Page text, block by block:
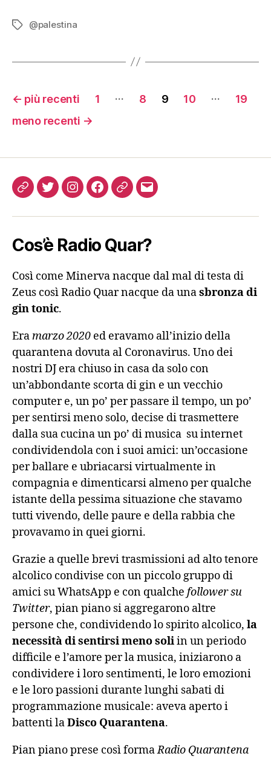
CastBox
Google Podcasts
PocketCasts
Stitcher
iTunes
RSS FEED
EMBED
Tag @palestina
Paginazione
degli
← più recenti 1 … 8 9 10 …
19
meno recenti →
ComeTwitterInstagram
FB Podcast
Email
Cos’è Radio Quar?
Così come Minerva nacque dal mal di testa di
Zeus così Radio Quar nacque da unasbronza di
gin tonic.
Eramarzo 2020 ed eravamo all’inizio della
quarantena dovuta al Coronavirus. Uno dei
nostri DJ era chiuso in casa da solo con
un’abbondante scorta di gin e un vecchio
computer e, un po’ per passare il tempo, un po’
per sentirsi meno solo, decise di trasmettere
dalla sua cucina un po’ di musica su internet
condividendola con i suoi amici: un’occasione
per ballare e ubriacarsi virtualmente in
compagnia e dimenticarsi almeno per qualche
istante della pessima situazione che stavamo
tutti vivendo, delle paure e della rabbia che
provavamo in quei giorni.
Grazie a quelle brevi trasmissioni ad alto tenore
alcolico condivise con un piccolo gruppo di
amici su WhatsApp e con qualche follower su
Twitter, pian piano si aggregarono altre
persone che, condividendo lo spirito alcolico, la
necessità di sentirsi meno soliin un periodo
difficile e l’amore per la musica, iniziarono a
condividere i loro sentimenti, le loro emozioni
e le loro passioni durante lunghi sabati di
programmazione musicale: aveva aperto i
battenti laDisco Quarantena.
Pian piano prese così formaRadio Quarantena